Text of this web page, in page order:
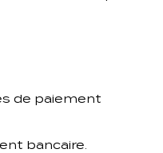
de paiement
bancaire.